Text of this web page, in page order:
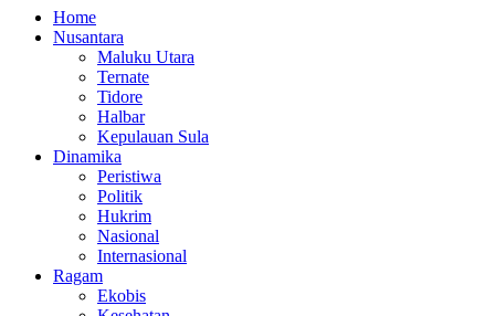
Home
Nusantara
Maluku Utara
Ternate
Tidore
Halbar
Kepulauan Sula
Dinamika
Peristiwa
Politik
Hukrim
Nasional
Internasional
Ragam
Ekobis